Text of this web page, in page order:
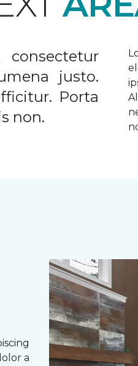
justo.
Porta
non.
a